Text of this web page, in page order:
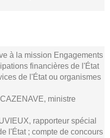
à la mission Engagements
financières de l'État
de l'État ou organismes
ministre
rapporteur spécial
l'État ; compte de concours